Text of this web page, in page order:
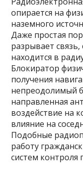
опирается на
наземного
Даже простая
разрывает
находится в
Блокиратор
получения
непреодолимый
направленная
воздействие на
влияние на
Подобные
работу
систем